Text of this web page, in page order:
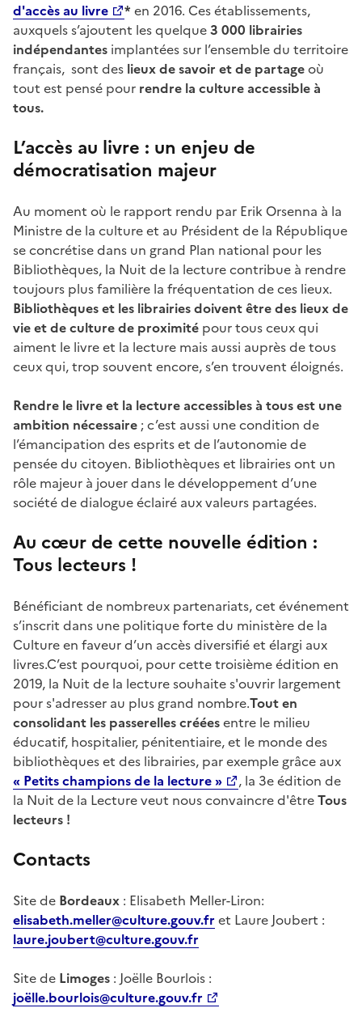
d'accès au livre
* en 2016. Ces établissements,
auxquels s’ajoutent les quelque3 000 librairies
indépendantes implantées sur l’ensemble du territoire
français, sont des lieux de savoir et de partageoù
tout est pensé pour rendre la culture accessible à
tous.
L’accès au livre : un enjeu de
démocratisation majeur
Au moment où le rapport rendu par Erik Orsenna à la
Ministre de la culture et au Président de la République
se concrétise dans un grand Plan national pour les
Bibliothèques, la Nuit de la lecture contribue à rendre
toujours plus familière la fréquentation de ces lieux.
Bibliothèques et les librairies doivent être des lieux de
vie et de culture de proximité pour tous ceux qui
aiment le livre et la lecture mais aussi auprès de tous
ceux qui, trop souvent encore, s’en trouvent éloignés.
Rendre le livre et la lecture accessibles à tous est une
ambition nécessaire ; c’est aussi une condition de
l’émancipation des esprits et de l’autonomie de
pensée du citoyen. Bibliothèques et librairies ont un
rôle majeur à jouer dans le développement d’une
société de dialogue éclairé aux valeurs partagées.
Au cœur de cette nouvelle édition :
Tous lecteurs !
Bénéficiant de nombreux partenariats, cet événement
s’inscrit dans une politique forte du ministère de la
Culture en faveur d’un accès diversifié et élargi aux
livres.C’est pourquoi, pour cette troisième édition en
2019, la Nuit de la lecture souhaite s'ouvrir largement
pour s'adresser au plus grand nombre.Tout en
consolidant les passerelles crééesentre le milieu
éducatif, hospitalier, pénitentiaire, et le monde des
bibliothèques et des librairies, par exemple grâce aux
« Petits champions de la lecture »
, la 3e édition de
la Nuit de la Lecture veut nous convaincre d'êtreTous
lecteurs !
Contacts
Site de Bordeaux : Elisabeth Meller-Liron:
elisabeth.meller@culture.gouv.fr et Laure Joubert :
laure.joubert@culture.gouv.fr
Site de Limoges : Joëlle Bourlois :
joëlle.bourlois@culture.gouv.fr